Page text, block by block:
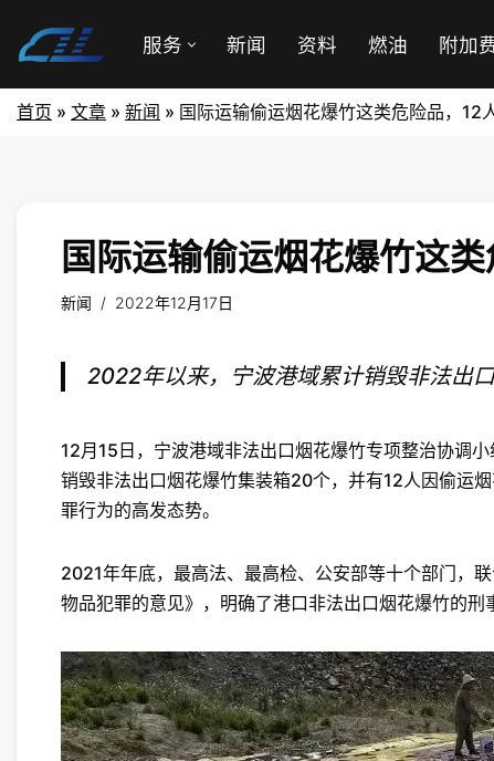
服务 新闻 资料 燃油 附加
首页 » 文章 » 新闻 » 国际运输偷运烟花爆竹这类危险品，12
国际运输偷运烟花爆竹这类
新闻 2022年12月17日
2022年以来，宁波港域累计销毁非法出
12月15日，宁波港域非法出口烟花爆竹专项整治协调
销毁非法出口烟花爆竹集装箱20个，并有12人因偷运
罪行为的高发态势。
2021年年底，最高法、最高检、公安部等十个部门，
物品犯罪的意见》，明确了港口非法出口烟花爆竹的刑